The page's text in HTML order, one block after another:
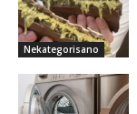
Nekategorisano